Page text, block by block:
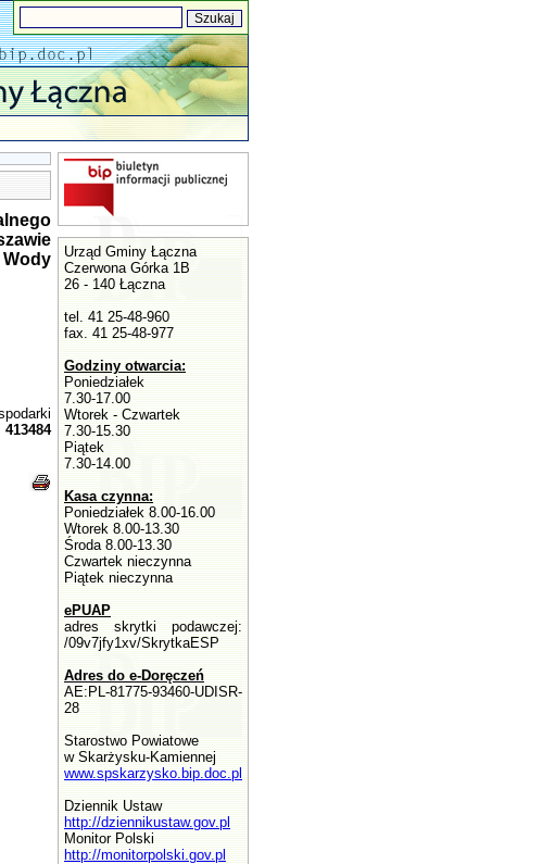
413484
Urząd Gminy Łączna
Czerwona Górka 1B
26 - 140 Łączna
tel. 41 25-48-960
fax. 41 25-48-977
Godziny otwarcia:
Poniedziałek
7.30-17.00
Wtorek - Czwartek
7.30-15.30
Piątek
7.30-14.00
Kasa czynna:
Poniedziałek 8.00-16.00
Wtorek 8.00-13.30
Środa 8.00-13.30
Czwartek nieczynna
Piątek nieczynna
ePUAP
adres skrytki podawczej:
/09v7jfy1xv/SkrytkaESP
Adres do e-Doręczeń
AE:PL-81775-93460-UDISR-
28
Starostwo Powiatowe
w Skarżysku-Kamiennej
www.spskarzysko.bip.doc.pl
Dziennik Ustaw
http://dziennikustaw.gov.pl
Monitor Polski
http://monitorpolski.gov.pl